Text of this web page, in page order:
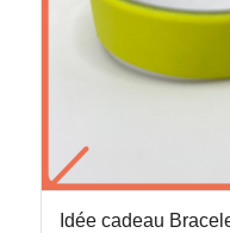
Idée cadeau